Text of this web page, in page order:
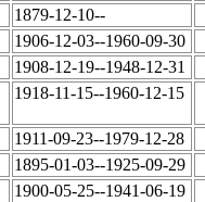
1879-12-10--
1906-12-03--1960-09-30
1908-12-19--1948-12-31
1918-11-15--1960-12-15
1911-09-23--1979-12-28
1895-01-03--1925-09-29
1900-05-25--1941-06-19